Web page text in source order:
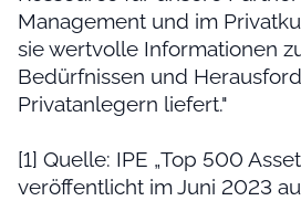
Management und im
sie wertvolle Informationen
Bedürfnissen und
Privatanlegern liefert."
[1] Quelle: IPE „Top 500
veröffentlicht im Juni 2023